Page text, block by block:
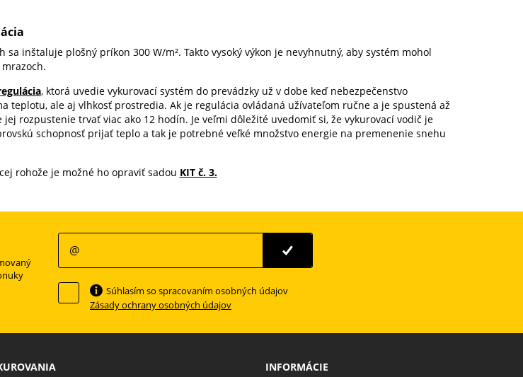
sa inštaluje plošný príkon 300 W/m². Takto vysoký výkon je nevyhnutný, aby systém mohol
, ktorá uvedie vykurovací systém do prevádzky už v dobe keď nebezpečenstvo
teplotu, ale aj vlhkosť prostredia. Ak je regulácia ovládaná užívateľom ručne a je spustená až
jej rozpustenie trvať viac ako 12 hodín. Je veľmi dôležité uvedomiť si, že vykurovací vodič je
schopnosť prijať teplo a tak je potrebné veľké množstvo energie na premenenie snehu
rohože je možné ho opraviť sadou KIT č. 3.
Súhlasím so spracovaním osobných údajov
Zásady ochrany osobných údajov
INFORMÁCIE